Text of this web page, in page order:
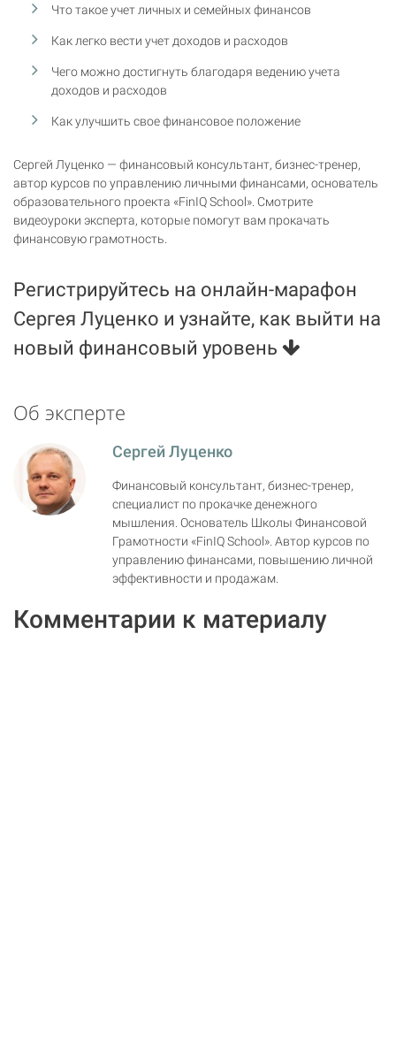
Что такое учет личных и семейных финансов
Как легко вести учет доходов и расходов
Чего можно достигнуть благодаря ведению учета
доходов и расходов
Как улучшить свое финансовое положение
Сергей Луценко — финансовый консультант, бизнес-тренер,
автор курсов по управлению личными финансами, основатель
образовательного проекта «FinIQ School». Смотрите
видеоуроки эксперта, которые помогут вам прокачать
финансовую грамотность.
Регистрируйтесь на онлайн-марафон
Сергея Луценко и узнайте, как выйти на
новый финансовый уровень
Об эксперте
Сергей Луценко
Финансовый консультант, бизнес-тренер,
специалист по прокачке денежного
мышления. Основатель Школы Финансовой
Грамотности «FinIQ School». Автор курсов по
управлению финансами, повышению личной
эффективности и продажам.
Комментарии к материалу